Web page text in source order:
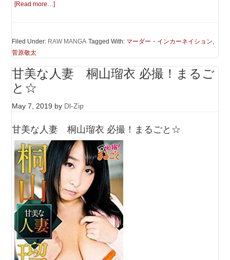
[Read more…]
Filed Under: RAW MANGA Tagged With: マーダー・インカーネイション,
菅原敬太
甘美な人妻 桐山瑠衣 必撮！まるご
と☆
May 7, 2019 by Dl-Zip
甘美な人妻 桐山瑠衣 必撮！まるごと☆